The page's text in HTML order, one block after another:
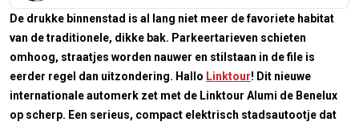
De drukke binnenstad is al lang niet meer de favoriete habitat
van de traditionele, dikke bak. Parkeertarieven schieten
omhoog, straatjes worden nauwer en stilstaan in de file is
eerder regel dan uitzondering. Hallo Linktour! Dit nieuwe
internationale automerk zet met de Linktour Alumi de Benelux
op scherp. Een serieus, compact elektrisch stadsautootje dat